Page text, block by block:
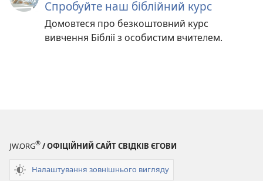
Спробуйте наш біблійний курс
Домовтеся про безкоштовний курс
вивчення Біблії з особистим вчителем.
JW.ORG® / ОФІЦІЙНИЙ САЙТ СВІДКІВ ЄГОВИ
Налаштування зовнішнього вигляду